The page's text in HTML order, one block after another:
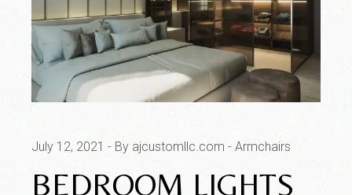
July 12, 2021 By ajcustomllc.com Armchairs
BEDROOM LIGHTS